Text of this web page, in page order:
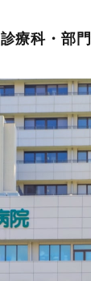
診療科・部門